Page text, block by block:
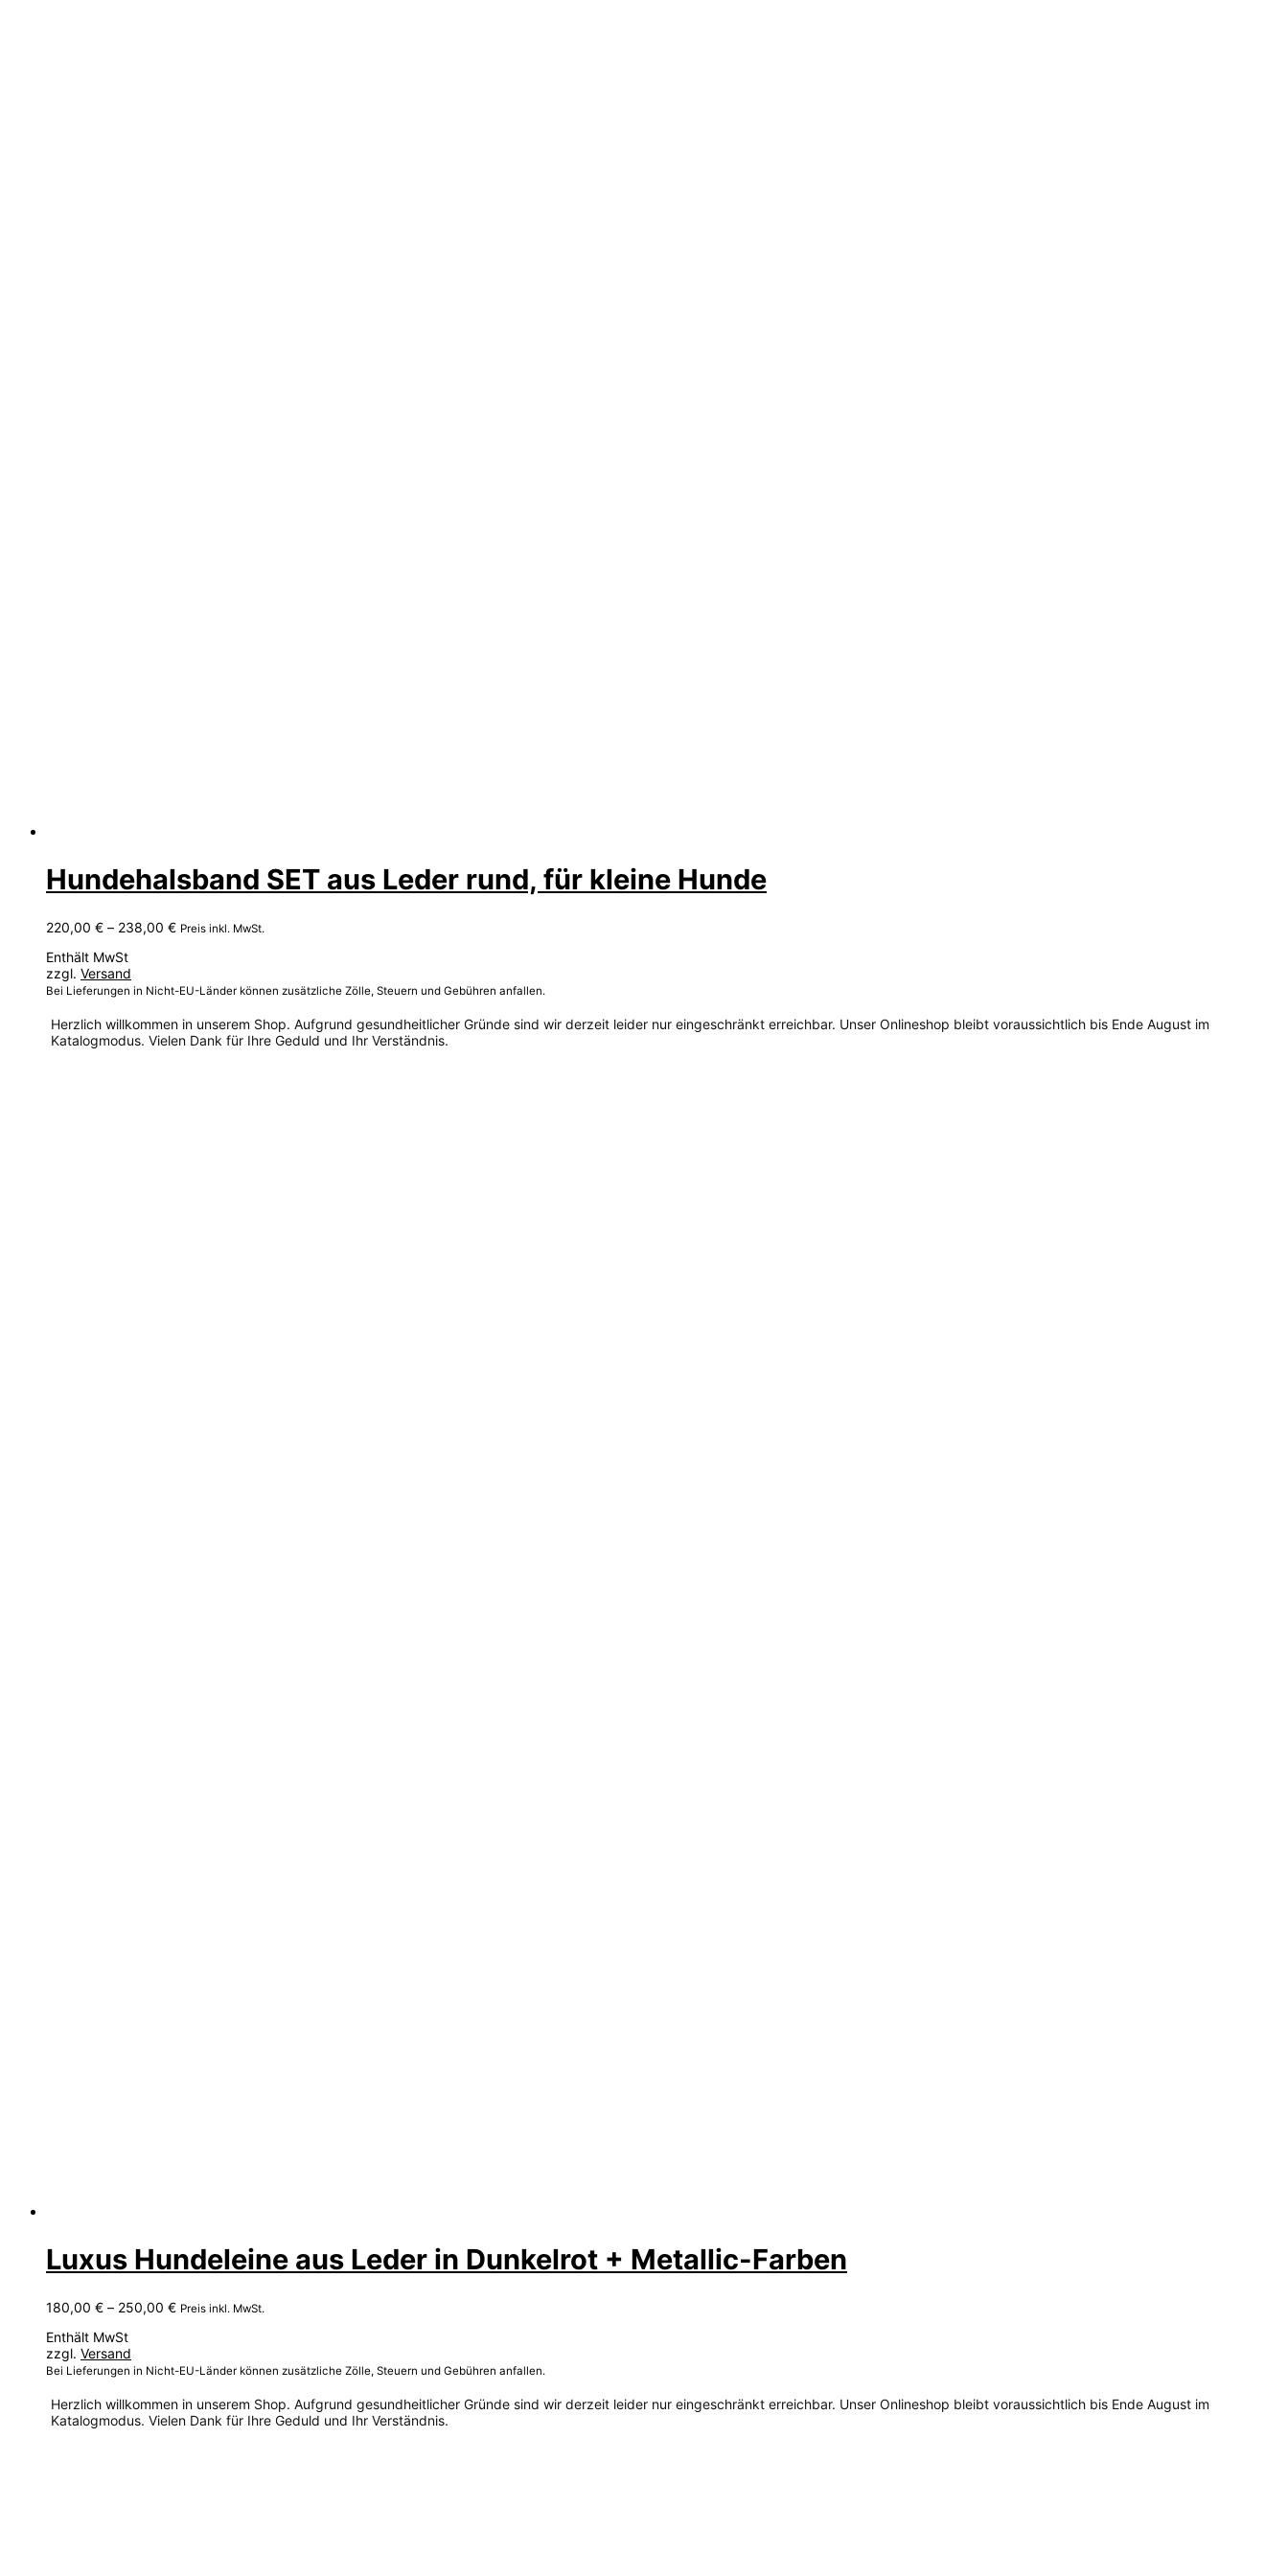
Hundehalsband SET aus Leder rund, für kleine Hunde
220,00 € – 238,00 €Preisspanne:
Preis inkl. MwSt.
Enthält MwSt
zzgl. Versand
Bei Lieferungen in Nicht-EU-Länder können zusätzliche Zölle, Steuern und Gebühren anfallen.
Herzlich willkommen in unserem Shop. Aufgrund gesundheitlicher Gründe sind wir derzeit leider nur eingeschränkt erreichbar. Unser Onlineshop bleibt voraussichtlich bis Ende August im
Katalogmodus. Vielen Dank für Ihre Geduld und Ihr Verständnis.
Luxus Hundeleine aus Leder in Dunkelrot + Metallic-Farben
180,00 € – 250,00 €Preisspanne:
Preis inkl. MwSt.
Enthält MwSt
zzgl. Versand
Bei Lieferungen in Nicht-EU-Länder können zusätzliche Zölle, Steuern und Gebühren anfallen.
Herzlich willkommen in unserem Shop. Aufgrund gesundheitlicher Gründe sind wir derzeit leider nur eingeschränkt erreichbar. Unser Onlineshop bleibt voraussichtlich bis Ende August im
Katalogmodus. Vielen Dank für Ihre Geduld und Ihr Verständnis.